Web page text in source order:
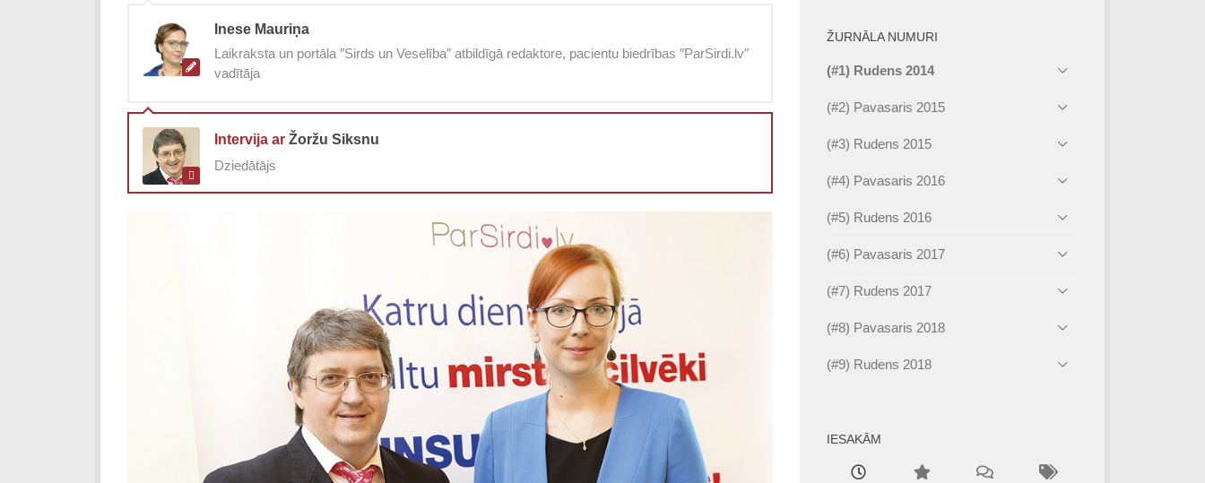
Inese Mauriņa
Laikraksta un portāla ″Sirds un Veselība″ atbildīgā redaktore, pacientu biedrības ″ParSirdi.lv″
vadītāja
Intervija ar Žoržu Siksnu
Dziedātājs
ŽURNĀLA NUMURI
(#1) Rudens 2014
(#2) Pavasaris 2015
(#3) Rudens 2015
(#4) Pavasaris 2016
(#5) Rudens 2016
(#6) Pavasaris 2017
(#7) Rudens 2017
(#8) Pavasaris 2018
(#9) Rudens 2018
IESAKĀM